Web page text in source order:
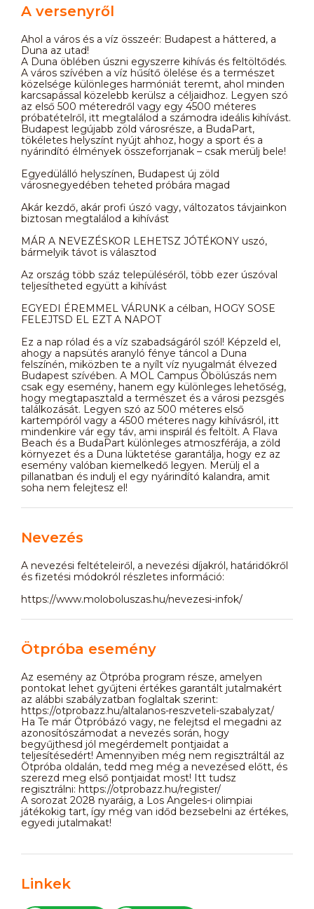
A versenyről
Ahol a város és a víz összeér: Budapest a háttered, a
Duna az utad!
A Duna öblében úszni egyszerre kihívás és feltöltődés.
A város szívében a víz hűsítő ölelése és a természet
közelsége különleges harmóniát teremt, ahol minden
karcsapással közelebb kerülsz a céljaidhoz. Legyen szó
az első 500 méteredről vagy egy 4500 méteres
próbatételről, itt megtalálod a számodra ideális kihívást.
Budapest legújabb zöld városrésze, a BudaPart,
tökéletes helyszínt nyújt ahhoz, hogy a sport és a
nyárindító élmények összeforrjanak – csak merülj bele!
Egyedülálló helyszínen, Budapest új zöld
városnegyedében teheted próbára magad
Akár kezdő, akár profi úszó vagy, változatos távjainkon
biztosan megtalálod a kihívást
MÁR A NEVEZÉSKOR LEHETSZ JÓTÉKONY uszó,
bármelyik távot is választod
Az ország több száz településéről, több ezer úszóval
teljesítheted együtt a kihívást
EGYEDI ÉREMMEL VÁRUNK a célban, HOGY SOSE
FELEJTSD EL EZT A NAPOT
Ez a nap rólad és a víz szabadságáról szól! Képzeld el,
ahogy a napsütés aranyló fénye táncol a Duna
felszínén, miközben te a nyílt víz nyugalmát élvezed
Budapest szívében. A MOL Campus Öbölúszás nem
csak egy esemény, hanem egy különleges lehetőség,
hogy megtapasztald a természet és a városi pezsgés
találkozását. Legyen szó az 500 méteres első
kartempóról vagy a 4500 méteres nagy kihívásról, itt
mindenkire vár egy táv, ami inspirál és feltölt. A Flava
Beach és a BudaPart különleges atmoszférája, a zöld
környezet és a Duna lüktetése garantálja, hogy ez az
esemény valóban kiemelkedő legyen. Merülj el a
pillanatban és indulj el egy nyárindító kalandra, amit
soha nem felejtesz el!
Nevezés
A nevezési feltételeiről, a nevezési díjakról, határidőkről
és fizetési módokról részletes információ:
https://www.moloboluszas.hu/nevezesi-infok/
Ötpróba esemény
Az esemény az Ötpróba program része, amelyen
pontokat lehet gyűjteni értékes garantált jutalmakért
az alábbi szabályzatban foglaltak szerint:
https://otprobazz.hu/altalanos-reszveteli-szabalyzat/
Ha Te már Ötpróbázó vagy, ne felejtsd el megadni az
azonosítószámodat a nevezés során, hogy
begyűjthesd jól megérdemelt pontjaidat a
teljesítésedért! Amennyiben még nem regisztráltál az
Ötpróba oldalán, tedd meg még a nevezésed előtt, és
szerezd meg első pontjaidat most! Itt tudsz
regisztrálni: https://otprobazz.hu/register/
A sorozat 2028 nyaráig, a Los Angeles-i olimpiai
játékokig tart, így még van időd bezsebelni az értékes,
egyedi jutalmakat!
Linkek